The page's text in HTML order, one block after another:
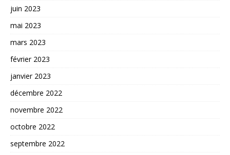
juin 2023
mai 2023
mars 2023
février 2023
janvier 2023
décembre 2022
novembre 2022
octobre 2022
septembre 2022